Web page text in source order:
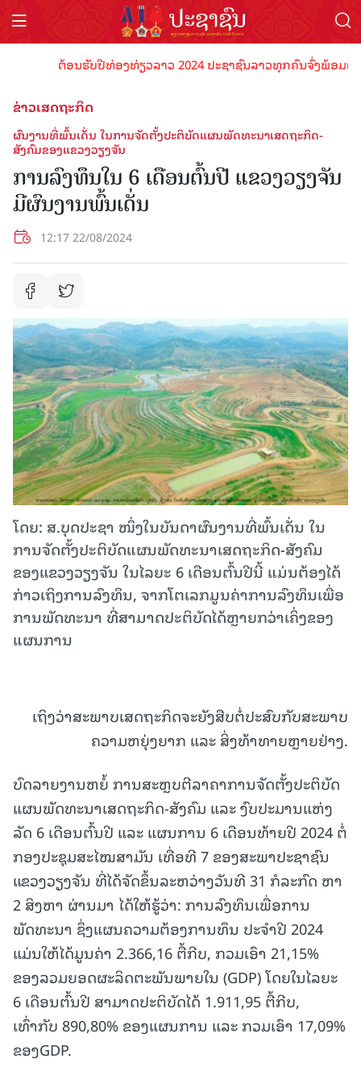
ຕ້ອນຮັບປີທ່ອງທ່ຽວລາວ 2024 ປະຊາຊົນລາວທຸກຄົນຈົ່ງພ້ອມເປັ
ຂ່າວເສດຖະກິດ
ຜົນງານທີ່ພົ້ນເດັ່ນ ໃນການຈັດຕັ້ງປະຕິບັດແຜນພັດທະນາເສດຖະກິດ-
ສັງຄົມຂອງແຂວງວຽງຈັນ
ການລົງທຶນໃນ 6 ເດືອນຕົ້ນປີ ແຂວງວຽງຈັນ
ມີຜົນງານພົ້ນເດັ່ນ
12:17 22/08/2024
ໂດຍ: ສ.ບຸດປະຊາ ໜຶ່ງໃນບັນດາຜົນງານທີ່ພົ້ນເດັ່ນ ໃນ
ການຈັດຕັ້ງປະຕິບັດແຜນພັດທະນາເສດຖະກິດ-ສັງຄົມ
ຂອງແຂວງວຽງຈັນ ໃນໄລຍະ 6 ເດືອນຕົ້ນປີນີ້ ແມ່ນຕ້ອງໄດ້
ກ່າວເຖິງການລົງທຶນ, ຈາກໂຕເລກມູນຄ່າການລົງທຶນເພື່ອ
ການພັດທະນາ ທີ່ສາມາດປະຕິບັດໄດ້ຫຼາຍກວ່າເຄິ່ງຂອງ
ແຜນການ
ເຖິງວ່າສະພາບເສດຖະກິດຈະຍັງສືບຕໍ່ປະສົບກັບສະພາບ
ຄວາມຫຍຸ່ງຍາກ ແລະ ສິ່ງທ້າທາຍຫຼາຍຢ່າງ.
ບົດລາຍງານຫຍໍ້ ການສະຫຼບຕີລາຄາການຈັດຕັ້ງປະຕິບັດ
ແຜນພັດທະນາເສດຖະກິດ-ສັງຄົມ ແລະ ງົບປະມານແຫ່ງ
ລັດ 6 ເດືອນຕົ້ນປີ ແລະ ແຜນການ 6 ເດືອນທ້າຍປີ 2024 ຕໍ່
ກອງປະຊຸມສະໄໝສາມັນ ເທື່ອທີ 7 ຂອງສະພາປະຊາຊົນ
ແຂວງວຽງຈັນ ທີ່ໄດ້ຈັດຂຶ້ນລະຫວ່າງວັນທີ 31 ກໍລະກົດ ຫາ
2 ສິງຫາ ຜ່ານມາ ໄດ້ໃຫ້ຮູ້ວ່າ: ການລົງທຶນເພື່ອການ
ພັດທະນາ ຊຶ່ງແຜນຄວາມຕ້ອງການທຶນ ປະຈໍາປີ 2024
ແມ່ນໃຫ້ໄດ້ມູນຄ່າ 2.366,16 ຕື້ກີບ, ກວມເອົາ 21,15%
ຂອງລວມຍອດຜະລິດຕະພັນພາຍໃນ (GDP) ໂດຍໃນໄລຍະ
6 ເດືອນຕົ້ນປີ ສາມາດປະຕິບັດໄດ້ 1.911,95 ຕື້ກີບ,
ເທົ່າກັບ 890,80% ຂອງແຜນການ ແລະ ກວມເອົາ 17,09%
ຂອງGDP.